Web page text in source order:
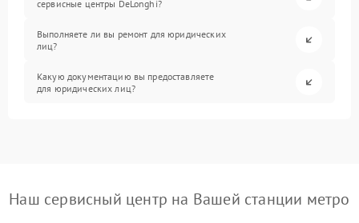
сервисные центры DeLonghi?
Выполняете ли вы ремонт для юридических
лиц?
Какую документацию вы предоставляете
для юридических лиц?
Наш сервисный центр на Вашей станции метро